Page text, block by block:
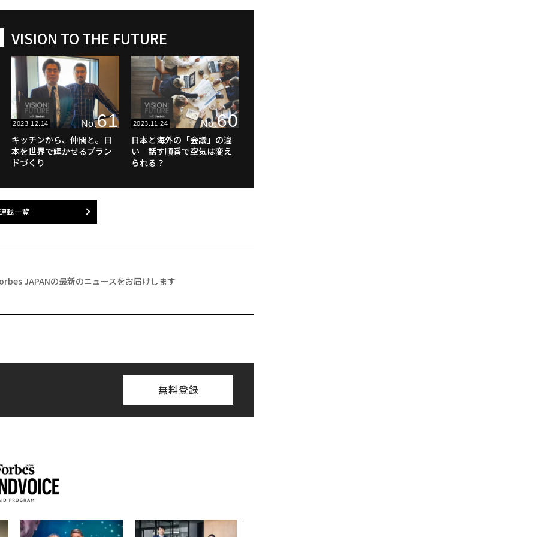
VISION TO THE FUTURE
2023.12.14 No.61
キッチンから、仲間と。日
本を世界で輝かせるブラン
ドづくり
2023.11.24 No.60
日本と海外の「会議」の違
い 話す順番で空気は変え
られる？
載一覧
JAPANの最新のニュースをお届けします
無料登録